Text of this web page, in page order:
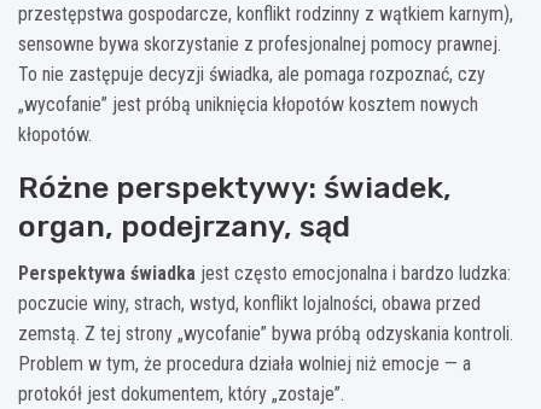
przestępstwa gospodarcze, konflikt rodzinny z wątkiem karnym),
sensowne bywa skorzystanie z profesjonalnej pomocy prawnej.
To nie zastępuje decyzji świadka, ale pomaga rozpoznać, czy
„wycofanie” jest próbą uniknięcia kłopotów kosztem nowych
kłopotów.
Różne perspektywy: świadek,
organ, podejrzany, sąd
Perspektywa świadka jest często emocjonalna i bardzo ludzka:
poczucie winy, strach, wstyd, konflikt lojalności, obawa przed
zemstą. Z tej strony „wycofanie” bywa próbą odzyskania kontroli.
Problem w tym, że procedura działa wolniej niż emocje — a
protokół jest dokumentem, który „zostaje”.